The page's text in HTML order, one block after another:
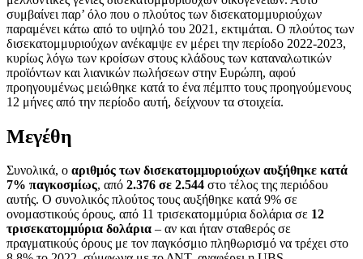
συμβαίνει παρ’ όλο που ο πλούτος των δισεκατομμυριούχων
παραμένει κάτω από το υψηλό του 2021, εκτιμάται. Ο πλούτος των
δισεκατομμυριούχων ανέκαμψε εν μέρει την περίοδο 2022-2023,
κυρίως λόγω των κροίσων στους κλάδους των καταναλωτικών
προϊόντων και λιανικών πωλήσεων στην Ευρώπη, αφού
προηγουμένως μειώθηκε κατά το ένα πέμπτο τους προηγούμενους
12 μήνες από την περίοδο αυτή, δείχνουν τα στοιχεία.
Μεγέθη
Συνολικά, ο αριθμός των δισεκατομμυριούχων αυξήθηκε κατά
7% παγκοσμίως, από 2.376 σε 2.544 στο τέλος της περιόδου
αυτής. Ο συνολικός πλούτος τους αυξήθηκε κατά 9% σε
ονομαστικούς όρους, από 11 τρισεκατομμύρια δολάρια σε 12
τρισεκατομμύρια δολάρια – αν και ήταν σταθερός σε
πραγματικούς όρους με τον παγκόσμιο πληθωρισμό να τρέχει στο